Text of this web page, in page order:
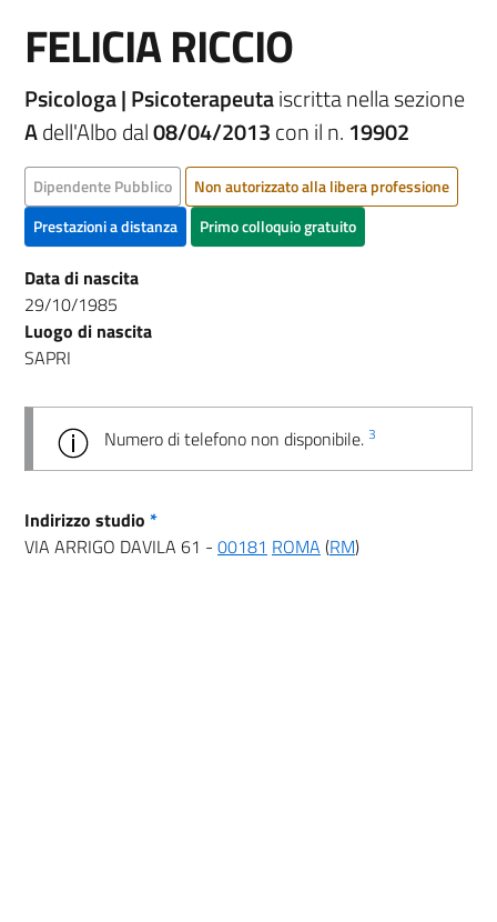
FELICIA RICCIO
Psicologa | Psicoterapeutaiscritta nella sezione
Adell'Albo dal08/04/2013con il n. 19902
Dipendente Pubblico
Non autorizzato alla libera professione
Prestazioni a distanza
Primo colloquio gratuito
Data di nascita
29/10/1985
Luogo di nascita
SAPRI
Numero di telefono non disponibile. 3
Indirizzo studio *
VIA ARRIGO DAVILA 61 - 00181 ROMA (RM)